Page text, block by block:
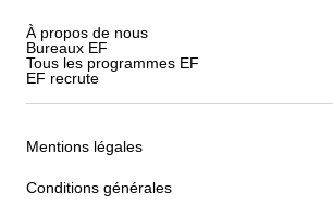
À propos de nous
Bureaux EF
Tous les programmes EF
EF recrute
Mentions légales
Conditions générales